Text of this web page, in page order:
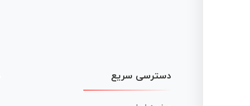
دسترسی سریع